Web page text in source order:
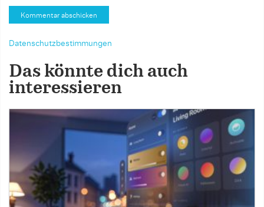
Datenschutzbestimmungen
Das könnte dich auch
interessieren